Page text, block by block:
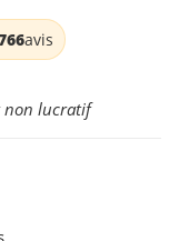
avis
non lucratif